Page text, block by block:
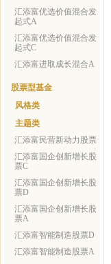
汇添富优选价值混合发
起式A
汇添富优选价值混合发
起式C
汇添富进取成长混合A
股票型基金
风格类
主题类
汇添富民营新动力股票
汇添富国企创新增长股
票C
汇添富国企创新增长股
票D
汇添富国企创新增长股
票A
汇添富智能制造股票D
汇添富智能制造股票A